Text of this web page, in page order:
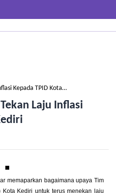
Kepada TPID Kota…
Laju Inflasi
memaparkan bagaimana upaya Tim
Kota Kediri untuk terus menekan laju